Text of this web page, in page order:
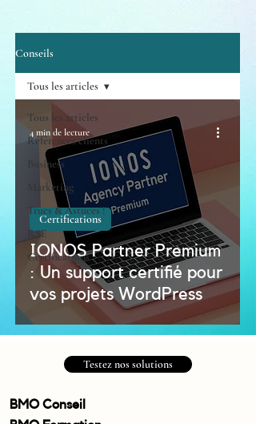
Conseils
Tous les articles
Références clients
Business
Marketing
Trucs & Astuces !
RSE
Certifications
Tous les articles
IONOS Partner Premium
: Un support certifié pour
vos projets WordPress
Certifications
4 min de lecture
Testez nos solutions
BMO Conseil